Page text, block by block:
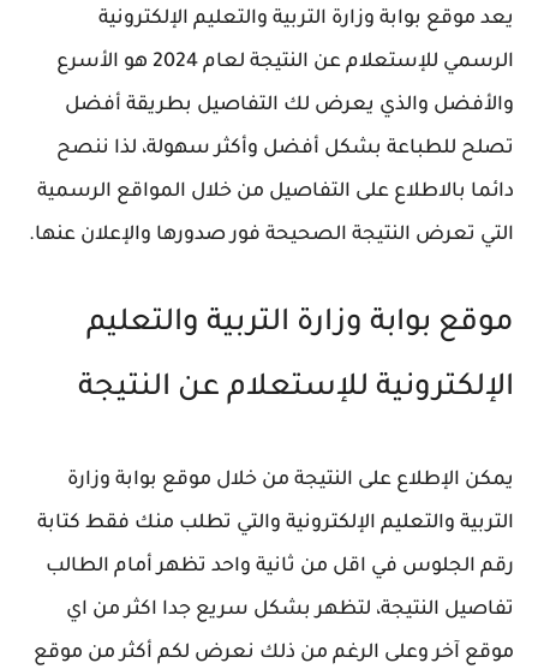
يعد موقع بوابة وزارة التربية والتعليم الإلكترونية
الرسمي للإستعلام عن النتيجة لعام 2024 هو الأسرع
والأفضل والذي يعرض لك التفاصيل بطريقة أفضل
تصلح للطباعة بشكل أفضل وأكثر سهولة، لذا ننصح
دائما بالاطلاع على التفاصيل من خلال المواقع الرسمية
التي تعرض النتيجة الصحيحة فور صدورها والإعلان عنها.
موقع بوابة وزارة التربية والتعليم
الإلكترونية للإستعلام عن النتيجة
يمكن الإطلاع على النتيجة من خلال موقع بوابة وزارة
التربية والتعليم الإلكترونية والتي تطلب منك فقط كتابة
رقم الجلوس في اقل من ثانية واحد تظهر أمام الطالب
تفاصيل النتيجة، لتظهر بشكل سريع جدا اكثر من اي
موقع آخر وعلى الرغم من ذلك نعرض لكم أكثر من موقع